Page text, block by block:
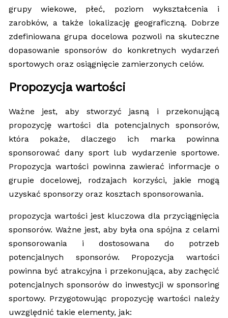
grupy wiekowe, płeć, poziom wykształcenia i
zarobków, a także lokalizację geograficzną. Dobrze
zdefiniowana grupa docelowa pozwoli na skuteczne
dopasowanie sponsorów do konkretnych wydarzeń
sportowych oraz osiągnięcie zamierzonych celów.
Propozycja wartości
Ważne jest, aby stworzyć jasną i przekonującą
propozycję wartości dla potencjalnych sponsorów,
która pokaże, dlaczego ich marka powinna
sponsorować dany sport lub wydarzenie sportowe.
Propozycja wartości powinna zawierać informacje o
grupie docelowej, rodzajach korzyści, jakie mogą
uzyskać sponsorzy oraz kosztach sponsorowania.
propozycja wartości jest kluczowa dla przyciągnięcia
sponsorów. Ważne jest, aby była ona spójna z celami
sponsorowania i dostosowana do potrzeb
potencjalnych sponsorów. Propozycja wartości
powinna być atrakcyjna i przekonująca, aby zachęcić
potencjalnych sponsorów do inwestycji w sponsoring
sportowy. Przygotowując propozycję wartości należy
uwzględnić takie elementy, jak: